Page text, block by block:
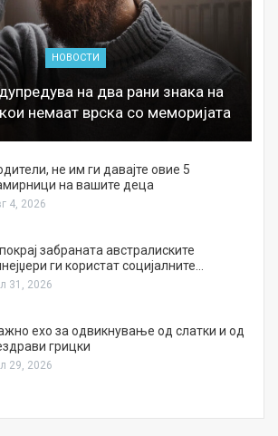
НОВОСТИ
на два рани знака на
немаат врска со меморијата
не им ги давајте овие 5
на вашите деца
4, 2026
забраната австралиските
ги користат социјалните…
31, 2026
ехо за одвикнување од слатки и од
грицки
29, 2026